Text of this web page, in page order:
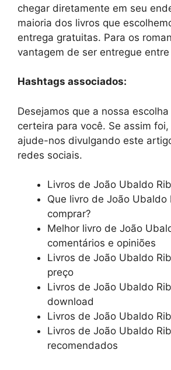
chegar diretamente em seu
maioria dos livros que
entrega gratuitas. Para os
vantagem de ser entregue
Hashtags associados:
Desejamos que a nossa
certeira para você. Se assim
ajude-nos divulgando este
redes sociais.
Livros de João Ubaldo
Que livro de João Ubaldo
comprar?
Melhor livro de João
comentários e opiniões
Livros de João Ubaldo
preço
Livros de João Ubaldo
download
Livros de João Ubaldo
Livros de João Ubaldo
recomendados